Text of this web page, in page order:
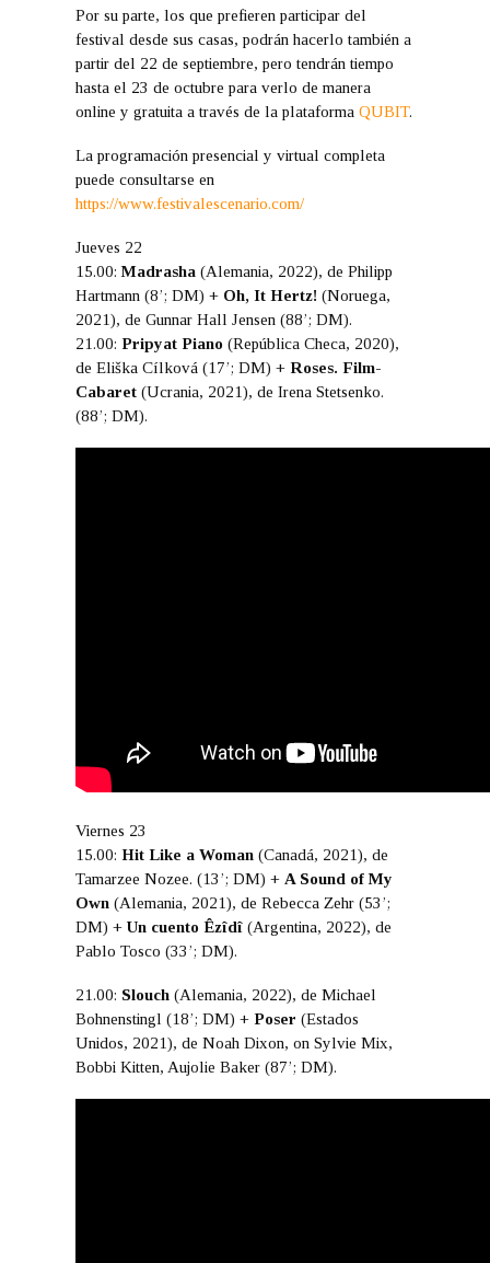
Por su parte, los que prefieren participar del
festival desde sus casas, podrán hacerlo también a
partir del 22 de septiembre, pero tendrán tiempo
hasta el 23 de octubre para verlo de manera
online y gratuita a través de la plataforma QUBIT.
La programación presencial y virtual completa
puede consultarse en
https://www.festivalescenario.com/
Jueves 22
15.00:Madrasha (Alemania, 2022), de Philipp
Hartmann (8’; DM) + Oh, It Hertz! (Noruega,
2021), de Gunnar Hall Jensen (88’; DM).
21.00: Pripyat Piano (República Checa, 2020),
de Eliška Cílková (17’; DM) + Roses. Film-
Cabaret (Ucrania, 2021), de Irena Stetsenko.
(88’; DM).
Viernes 23
15.00: Hit Like a Woman (Canadá, 2021), de
Tamarzee Nozee. (13’; DM) + A Sound of My
Own (Alemania, 2021), de Rebecca Zehr (53’;
DM) + Un cuento Êzîdî (Argentina, 2022), de
Pablo Tosco (33’; DM).
21.00: Slouch (Alemania, 2022), de Michael
Bohnenstingl (18’; DM) + Poser (Estados
Unidos, 2021), de Noah Dixon, on Sylvie Mix,
Bobbi Kitten, Aujolie Baker (87’; DM).